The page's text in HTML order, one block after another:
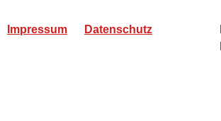
Impressum Datenschutz